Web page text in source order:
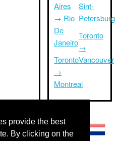
provide the best
By clicking on the
Aires
→ Rio
De
Janeiro
Toronto
→
Montreal
Sint-
Petersburg
Toronto
→
Vancouver